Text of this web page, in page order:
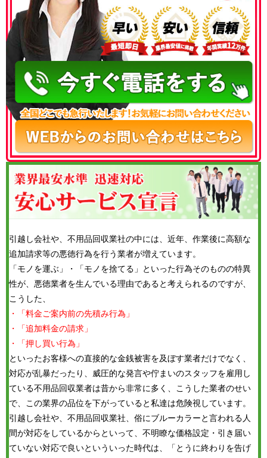
050-3186-4780
引越し会社や、不用品回収業社の中には、近年、作業後に高額な
追加請求等の悪徳行為を行う業者が増えています。
「モノを運ぶ」・「モノを捨てる」といった行為そのものの特異
性が、悪徳業者を生んでいる理由であると考えられるのですが、
こうした、
・「料金ご案内前の先積み行為」
・「追加料金の請求」
・「押し買い行為」
といったお客様への直接的な金銭被害を及ぼす業者だけでなく、
対応が乱暴だったり、威圧的な発言や佇まいのスタッフを雇用し
ている不用品回収業者は昔から非常に多く、こうした業者のせい
で、この業界の品位を下がっていると私達は危険視しています。
引越し会社や、不用品回収業社、俗にブルーカラーと言われる人
間が対応をしているからといって、不明瞭な価格設定・引き届い
ていない対応で良いといういった時代は、「とうに終わりを告げ